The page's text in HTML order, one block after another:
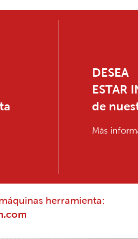
DESEA
ESTAR
de
Más
herramienta: